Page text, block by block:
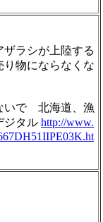
ザラシが上陸する
物にならなくな
いで 北海道、漁
ジタル http://www.